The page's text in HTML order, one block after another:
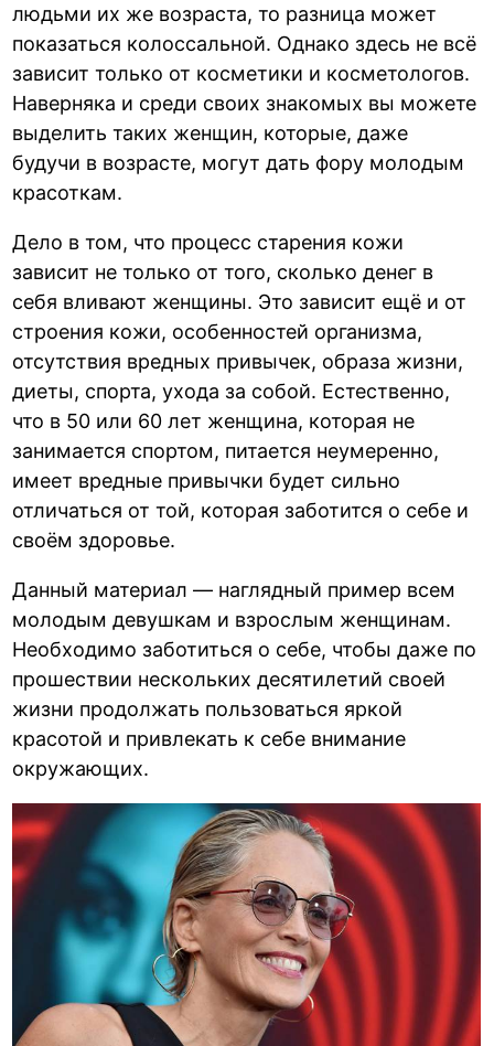
людьми их же возраста, то разница может
показаться колоссальной. Однако здесь не всё
зависит только от косметики и косметологов.
Наверняка и среди своих знакомых вы можете
выделить таких женщин, которые, даже
будучи в возрасте, могут дать фору молодым
красоткам.
Дело в том, что процесс старения кожи
зависит не только от того, сколько денег в
себя вливают женщины. Это зависит ещё и от
строения кожи, особенностей организма,
отсутствия вредных привычек, образа жизни,
диеты, спорта, ухода за собой. Естественно,
что в 50 или 60 лет женщина, которая не
занимается спортом, питается неумеренно,
имеет вредные привычки будет сильно
отличаться от той, которая заботится о себе и
своём здоровье.
Данный материал — наглядный пример всем
молодым девушкам и взрослым женщинам.
Необходимо заботиться о себе, чтобы даже по
прошествии нескольких десятилетий своей
жизни продолжать пользоваться яркой
красотой и привлекать к себе внимание
окружающих.